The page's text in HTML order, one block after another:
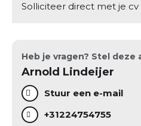
Solliciteer direct met je
Heb je vragen? Stel deze
Arnold Lindeijer
Stuur een e-mail
+31224754755